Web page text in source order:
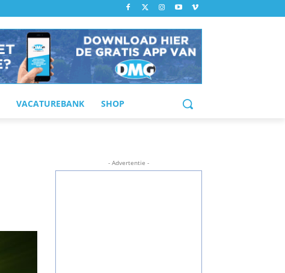
VACATUREBANK SHOP
- Advertentie -